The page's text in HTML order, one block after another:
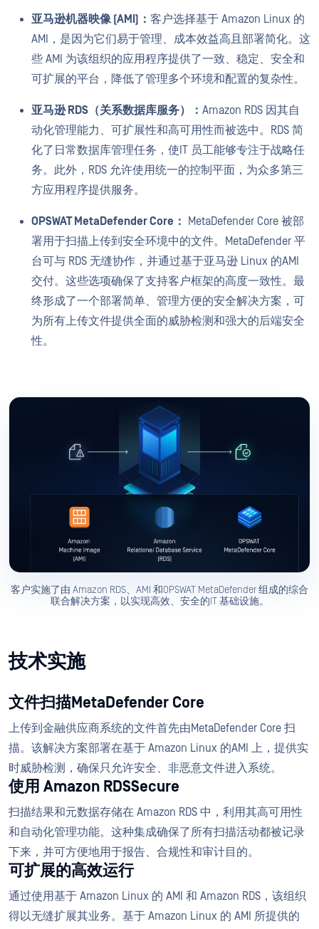
亚马逊机器映像 (AMI)： 客户选择基于 Amazon Linux 的
AMI，是因为它们易于管理、成本效益高且部署简化。这
些 AMI 为该组织的应用程序提供了一致、稳定、安全和
可扩展的平台，降低了管理多个环境和配置的复杂性。
亚马逊 RDS（关系数据库服务）： Amazon RDS 因其自
动化管理能力、可扩展性和高可用性而被选中。RDS 简
化了日常数据库管理任务，使IT 员工能够专注于战略任
务。此外，RDS 允许使用统一的控制平面，为众多第三
方应用程序提供服务。
OPSWAT MetaDefender Core：
MetaDefender Core 被部
署用于扫描上传到安全环境中的文件。MetaDefender 平
台可与 RDS 无缝协作，并通过基于亚马逊 Linux 的AMI
交付。这些选项确保了支持客户框架的高度一致性。最
终形成了一个部署简单、管理方便的安全解决方案，可
为所有上传文件提供全面的威胁检测和强大的后端安全
性。
客户实施了由 Amazon RDS、AMI 和OPSWAT MetaDefender 组成的综合
联合解决方案，以实现高效、安全的IT 基础设施。
技术实施
文件扫描MetaDefender Core
上传到金融供应商系统的文件首先由MetaDefender Core 扫
描。该解决方案部署在基于 Amazon Linux 的AMI 上，提供实
时威胁检测，确保只允许安全、非恶意文件进入系统。
使用 Amazon RDSSecure
扫描结果和元数据存储在 Amazon RDS 中，利用其高可用性
和自动化管理功能。这种集成确保了所有扫描活动都被记录
下来，并可方便地用于报告、合规性和审计目的。
可扩展的高效运行
通过使用基于 Amazon Linux 的 AMI 和 Amazon RDS，该组织
得以无缝扩展其业务。基于 Amazon Linux 的 AMI 所提供的